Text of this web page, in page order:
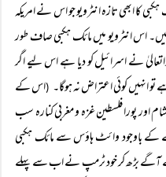
کا ابھی تازہ انٹرویو جو اس نے امریکہ
لیں۔ اس انٹرویو میں مائک ہکبی صاف طور
نے اسرائیل کو دیا ہے اس لیے اگر
انہیں کوئی اعتراض نہ ہوگا۔ (اس کے
پورا فلسطین غزہ و مغربی کنارہ سب
باوجود وائٹ ہاؤس سے مائک ہکبی
آگے بڑھ کر خود ٹرمپ نے اب سے پہلے